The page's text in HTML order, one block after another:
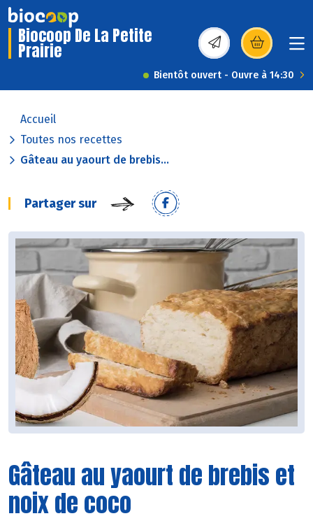
Biocoop De La Petite
Prairie (s’ouvre dans une
Bientôt ouvert - Ouvre à 14:30
Accueil
Toutes nos recettes
Gâteau au yaourt de brebis...
Partager sur
Gâteau au yaourt de brebis et
noix de coco